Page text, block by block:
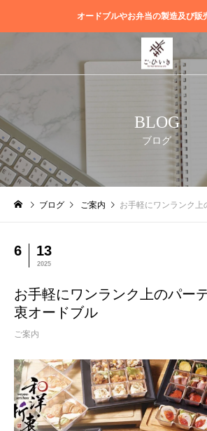
オードブルやお弁当の製造及び販
BLOG
ブログ
ブログ ご案内 お手軽にワンランク上のパ
6 13
2025
お手軽にワンランク上のパー
衷オードブル
ご案内